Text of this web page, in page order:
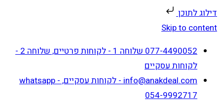
דילוג לתוכן
Skip to content
077-4490052 שלוחה 1 - לקוחות פרטיים, שלוחה 2 -
לקוחות עסקיים
info@anakdeal.com - לקוחות עסקיים, whatsapp -
054-9992717